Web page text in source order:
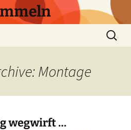
Suchen
nach:
Montage
wegwirft …